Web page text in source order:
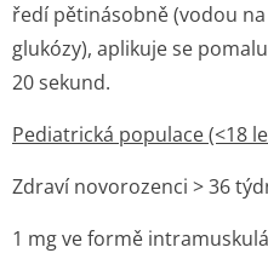
ředí pětinásobně (vodou
glukózy), aplikuje se
20 sekund.
Pediatrická populace (<18
Zdraví novorozenci > 36
1 mg ve formě